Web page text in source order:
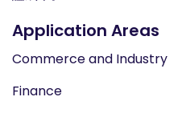
Application Areas
Commerce and Industry
Finance